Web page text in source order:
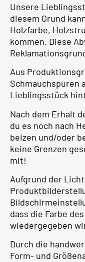
Unsere
diesem Grund
Holzfarbe,
kommen. Diese
Aus
Schmauchspuren
Lieblingsstück
Nach dem Erhalt
du es noch nach
beizen und/oder
keine Grenzen
mit!
Aufgrund der
dass die Farbe
wiedergegeben
Durch die
Form- und